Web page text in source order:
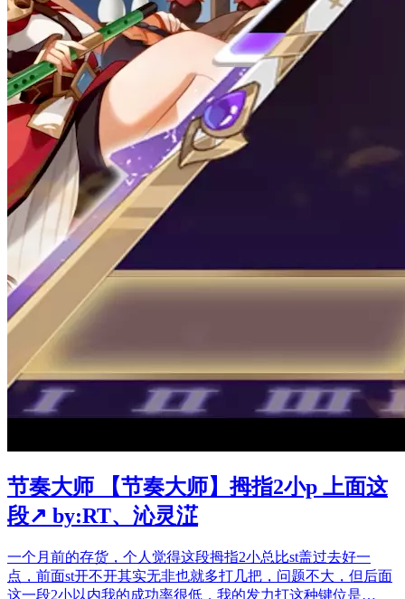
节奏大师 【节奏大师】拇指2小p 上面这
段↗ by:RT、沁灵淽
一个月前的存货，个人觉得这段拇指2小总比st盖过去好一
点，前面st开不开其实无非也就多打几把，问题不大，但后面
这一段2小以内我的成功率很低，我的发力打这种键位是…